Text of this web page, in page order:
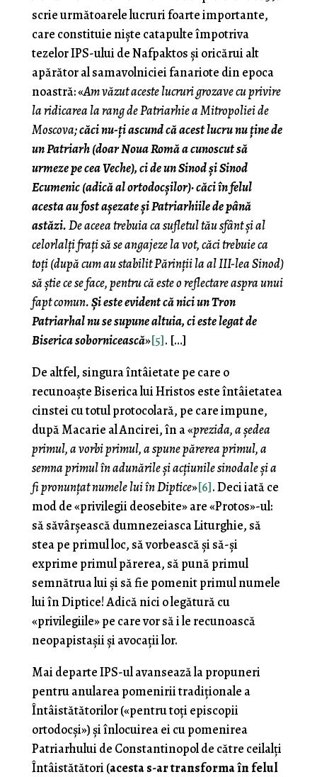
scrie următoarele lucruri foarte importante,
care constituie niște catapulte împotriva
tezelor IPS-ului de Nafpaktos și oricărui alt
apărător al samavolniciei fanariote din epoca
noastră: «Am văzut aceste lucruri grozave cu privire
la ridicarea la rang de Patriarhie a Mitropoliei de
Moscova;căci nu-ți ascund că acest lucru nu ține de
un Patriarh (doar Noua Romă a cunoscut să
urmeze pe cea Veche), ci de un Sinod și Sinod
Ecumenic (adică al ortodocșilor)· căci în felul
acesta au fost așezate și Patriarhiile de până
astăzi.De aceea trebuia ca sufletul tău sfânt și al
celorlalți frați să se angajeze la vot, căci trebuie ca
toți (după cum au stabilit Părinții la al III-lea Sinod)
să știe ce se face, pentru că este o reflectare aspra unui
fapt comun.Și este evident că nici un Tron
Patriarhal nu se supune altuia, ci este legat de
Biserica sobornicească»[5]. […]
De altfel, singura întâietate pe care o
recunoaște Biserica lui Hristos este întâietatea
cinstei cu totul protocolară, pe care impune,
după Macarie al Ancirei, în a «prezida, a ședea
primul, a vorbi primul, a spune părerea primul, a
semna primul în adunările și acțiunile sinodale și a
fi pronunțat numele lui în Diptice»[6]. Deci iată ce
mod de «privilegii deosebite» are «Protos»-ul:
să săvârșească dumnezeiasca Liturghie, să
stea pe primul loc, să vorbească și să-și
exprime primul părerea, să pună primul
semnătrua lui și să fie pomenit primul numele
lui în Diptice! Adică nici o legătură cu
«privilegiile» pe care vor să i le recunoască
neopapistașii și avocații lor.
Mai departe IPS-ul avansează la propuneri
pentru anularea pomenirii tradiționale a
Întâistătătorilor («pentru toți episcopii
ortodocși») și înlocuirea ei cu pomenirea
Patriarhului de Constantinopol de către ceilalți
Întâistătători (acesta s-ar transforma în felul